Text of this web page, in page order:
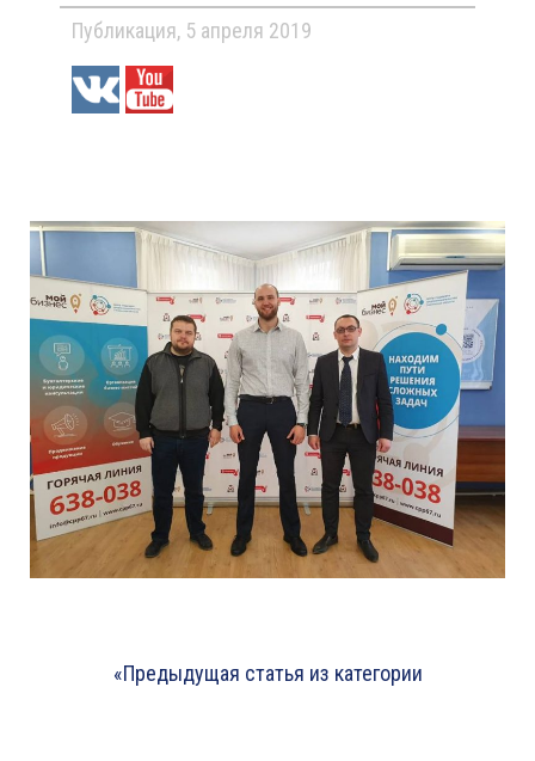
Публикация, 5 апреля 2019
«Предыдущая статья из категории